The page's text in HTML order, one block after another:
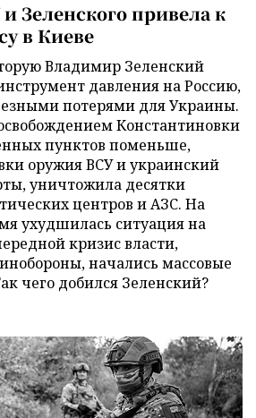
Зеленского привела к
в Киеве
Владимир Зеленский
давления на Россию,
потерями для Украины.
Константиновки
пунктов поменьше,
оружия ВСУ и украинский
уничтожила десятки
центров и АЗС. На
ухудшилась ситуация на
кризис власти,
начались массовые
чего добился Зеленский?